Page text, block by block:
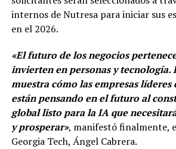
internos de Nutresa para iniciar sus
en el 2026.
«El futuro de los negocios
invierten en personas y tecnología.
muestra cómo las empresas líderes
están pensando en el futuro al
global listo para la IA que
y prosperar», manifestó finalmente,
Georgia Tech, Ángel Cabrera.